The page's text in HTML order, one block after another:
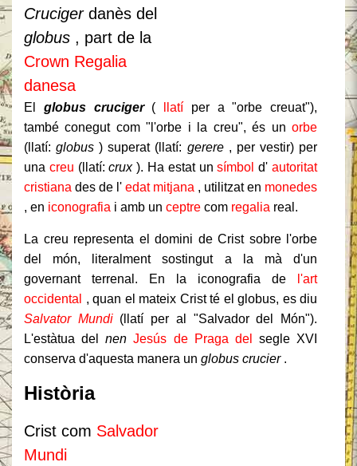
Crucigerdanès del
globus , part de la
Crown Regalia
danesa
El globus cruciger( llatí per a "orbe creuat"),
també conegut com "l'orbe i la creu", és un orbe
(llatí:globus ) superat (llatí: gerere, per vestir) per
una creu (llatí:crux). Ha estat unsímbol d'autoritat
cristiana des de l' edat mitjana , utilitzat en monedes
, en iconografia i amb un ceptre com regalia real.
La creu representa el domini de Crist sobre l'orbe
del món, literalment sostingut a la mà d'un
governant terrenal.
En la iconografia de
l'art
occidental
, quan el mateix Crist té el globus, es diu
Salvator Mundi(llatí per al "Salvador del Món").
L'estàtua delnen Jesús de Praga del
segle XVI
conserva d'aquesta manera un globus crucier.
Història
Crist com Salvador
Mundi